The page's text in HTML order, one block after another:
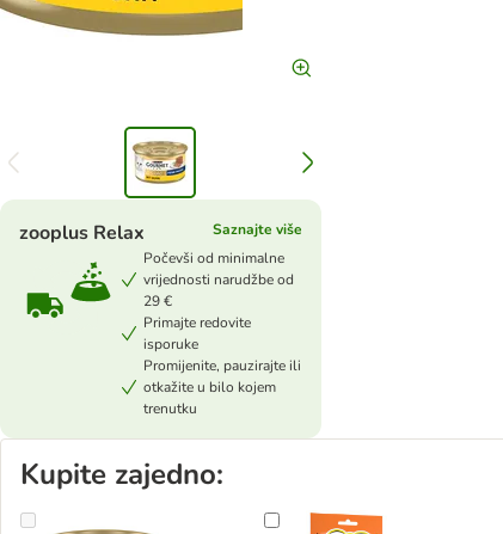
zooplus Relax
Saznajte više
Počevši od minimalne
vrijednosti narudžbe od
29 €
Primajte redovite
isporuke
Promijenite, pauzirajte ili
otkažite u bilo kojem
trenutku
Kupite zajedno: